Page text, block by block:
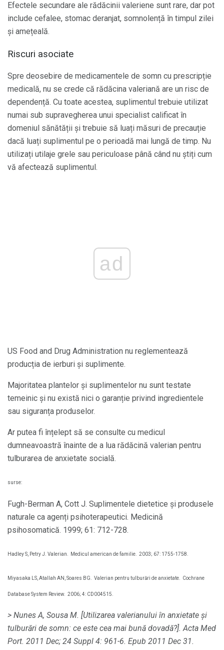
Efectele secundare ale rădăcinii valeriene sunt rare, dar pot
include cefalee, stomac deranjat, somnolență în timpul zilei
și amețeală.
Riscuri asociate
Spre deosebire de medicamentele de somn cu prescripție
medicală, nu se crede că rădăcina valeriană are un risc de
dependență. Cu toate acestea, suplimentul trebuie utilizat
numai sub supravegherea unui specialist calificat în
domeniul sănătății și trebuie să luați măsuri de precauție
dacă luați suplimentul pe o perioadă mai lungă de timp. Nu
utilizați utilaje grele sau periculoase până când nu știți cum
vă afectează suplimentul.
ad
US Food and Drug Administration nu reglementează
producția de ierburi și suplimente.
Majoritatea plantelor și suplimentelor nu sunt testate
temeinic și nu există nici o garanție privind ingredientele
sau siguranța produselor.
Ar putea fi înțelept să se consulte cu medicul
dumneavoastră înainte de a lua rădăcină valerian pentru
tulburarea de anxietate socială.
surse:
Fugh-Berman A, Cott J. Suplimentele dietetice și produsele
naturale ca agenți psihoterapeutici. Medicină
psihosomatică. 1999; 61: 712-728.
Hadley S, Petry J. Valerian. Medicul american de familie. 2003; 67: 1755-1758.
Miyasaka LS, Atallah AN, Soares BG. Valerian pentru tulburări de anxietate. Cochrane
Database System Review. 2006; 4: CD004515.
> Nunes A, Sousa M. [Utilizarea valerianului în anxietate și
tulburări de somn: ce este cea mai bună dovadă?]. Acta Med
Port. 2011 Dec; 24 Suppl 4: 961-6. Epub 2011 Dec 31.